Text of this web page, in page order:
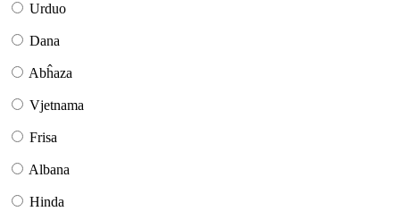
Urduo
Dana
Abĥaza
Vjetnama
Frisa
Albana
Hinda